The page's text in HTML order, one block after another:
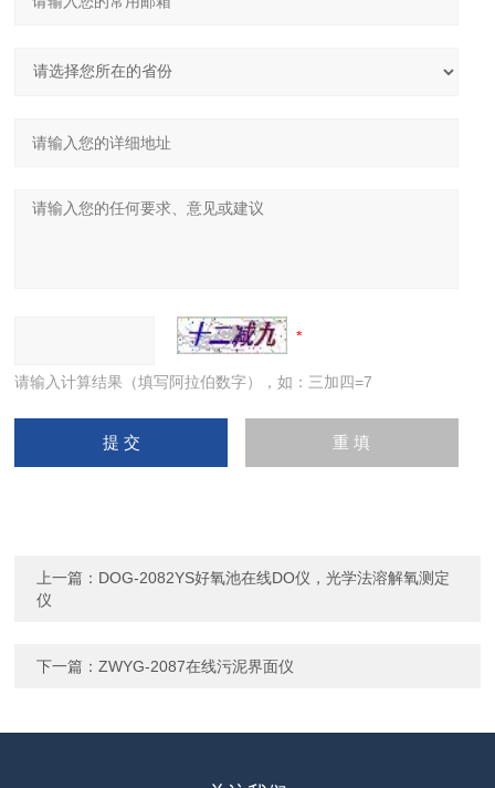
请输入计算结果（填写阿拉伯数字），如：三加四=7
上一篇： DOG-2082YS好氧池在线DO仪，光学法溶解氧测定
仪
下一篇：ZWYG-2087在线污泥界面仪